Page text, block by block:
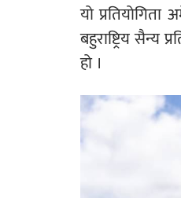
यो
बहुराष्ट्रिय सैन्य
हो ।